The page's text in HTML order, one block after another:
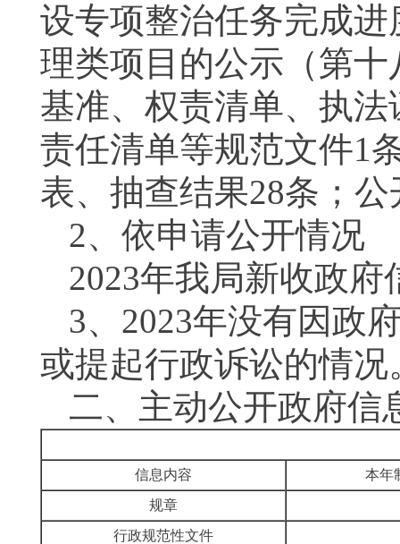
设专项整治任务完成进
理类项目的公示（第
基准、权责清单、执
责任清单等规范文件1
表、抽查结果28条；公
2、 依申请公开情况
2023年我局新收政府
3、 2023年没有因政
或提起行政诉讼的情况
二、 主动公开政府信
信息内容
本年
规章
行政规范性文件